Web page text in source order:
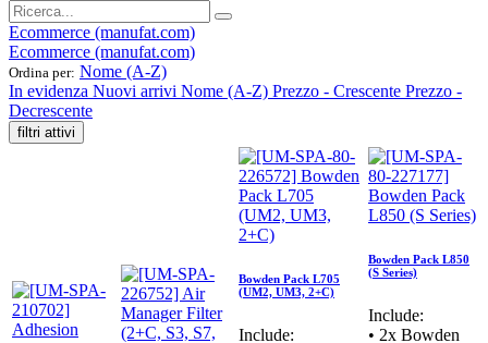
Ecommerce (manufat.com)
Ecommerce (manufat.com)
Ordina per: Nome (A-Z)
In evidenza Nuovi arrivi Nome (A-Z) Prezzo - Crescente Prezzo -
Decrescente
filtri attivi
Bowden Pack L705
(UM2, UM3, 2+C)
Include:
Bowden Pack L850
(S Series)
Include:
• 2x Bowden